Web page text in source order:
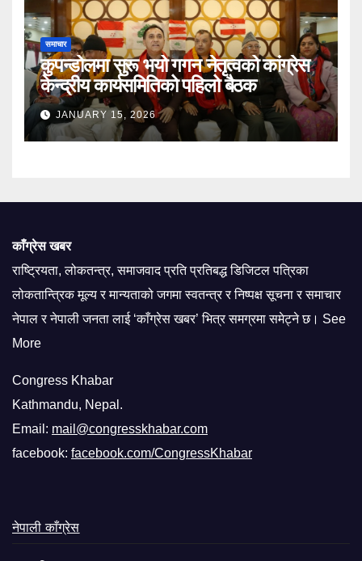
समाचार
कुपन्डोलमा सुरू भयो गगन नेतृत्वको कांग्रेस
केन्द्रीय कार्यसमितिको पहिलो बैठक
JANUARY 15, 2026
काँग्रेस खबर
राष्ट्रियता, लोकतन्त्र, समाजवाद प्रति प्रतिबद्ध डिजिटल पत्रिका
लोकतान्त्रिक मूल्य र मान्यताको जगमा स्वतन्त्र र निष्पक्ष सूचना र समाचार
नेपाल र नेपाली जनता लाई ‘काँग्रेस खबर’ भित्र समग्रमा समेट्ने छ। See
More
Congress Khabar
Kathmandu, Nepal.
Email: mail@congresskhabar.com
facebook: facebook.com/CongressKhabar
नेपाली काँग्रेस